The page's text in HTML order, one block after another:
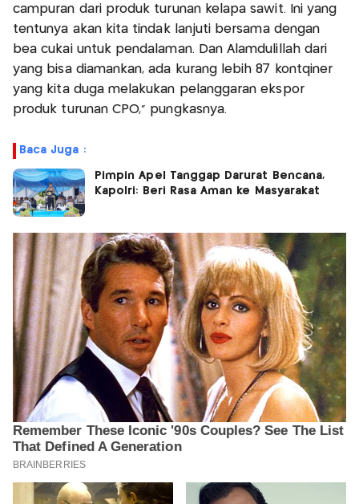
campuran dari produk turunan kelapa sawit. Ini yang
tentunya akan kita tindak lanjuti bersama dengan
bea cukai untuk pendalaman. Dan Alamdulillah dari
yang bisa diamankan, ada kurang lebih 87 kontqiner
yang kita duga melakukan pelanggaran ekspor
produk turunan CPO," pungkasnya.
Baca Juga :
Pimpin Apel Tanggap Darurat Bencana,
Kapolri: Beri Rasa Aman ke Masyarakat